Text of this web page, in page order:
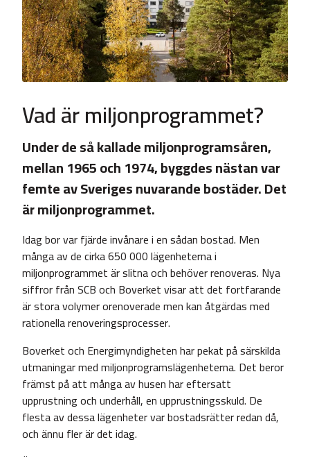
Vad är miljonprogrammet?
Under de så kallade miljonprogramsåren,
mellan 1965 och 1974, byggdes nästan var
femte av Sveriges nuvarande bostäder. Det
är miljonprogrammet.
Idag bor var fjärde invånare i en sådan bostad. Men
många av de cirka 650 000 lägenheterna i
miljonprogrammet är slitna och behöver renoveras. Nya
siffror från SCB och Boverket visar att det fortfarande
är stora volymer orenoverade men kan åtgärdas med
rationella renoveringsprocesser.
Boverket och Energimyndigheten har pekat på särskilda
utmaningar med miljonprogramslägenheterna. Det beror
främst på att många av husen har eftersatt
upprustning och underhåll, en upprustningsskuld. De
flesta av dessa lägenheter var bostadsrätter redan då,
och ännu fler är det idag.